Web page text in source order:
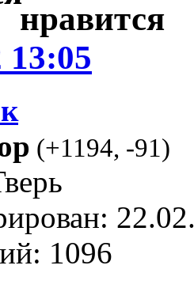
13:05
(+1194, -91)
1096